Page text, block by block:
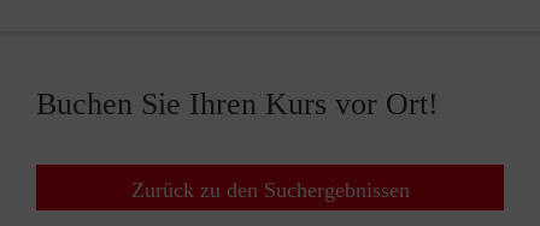
Buchen Sie Ihren Kurs vor Ort!
Zurück zu den Suchergebnissen